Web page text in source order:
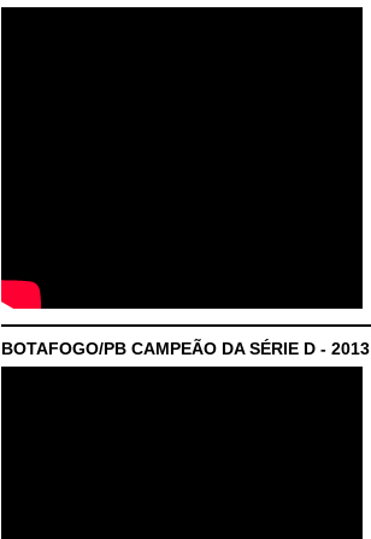
BOTAFOGO/PB CAMPEÃO DA SÉRIE D - 2013